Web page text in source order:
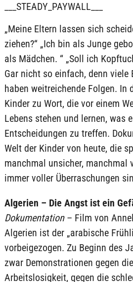
___STEADY_PAYWALL___
„Meine Eltern lassen sich
ziehen?“ „Ich bin als Junge
als Mädchen. “ „Soll ich
Gar nicht so einfach, denn viele
haben weitreichende Folgen. In
Kinder zu Wort, die vor einem
Lebens stehen und lernen, was
Entscheidungen zu treffen.
Welt der Kinder von heute, die
manchmal unsicher, manchmal
immer voller Überraschungen
Algerien – Die Angst ist ein
Dokumentation – Film von
Algerien ist der „arabische
vorbeigezogen. Zu Beginn des
zwar Demonstrationen gegen
Arbeitslosigkeit, gegen die